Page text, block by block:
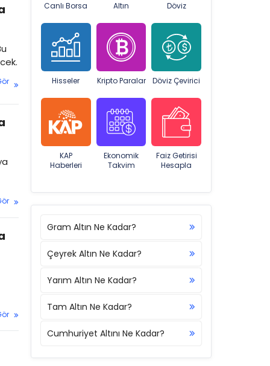
Canlı Borsa Altın Döviz
Hisseler Kripto Paralar Döviz Çevirici
KAP
Haberleri
Ekonomik
Takvim
Faiz Getirisi
Hesapla
Gram Altın Ne Kadar?
Çeyrek Altın Ne Kadar?
Yarım Altın Ne Kadar?
Tam Altın Ne Kadar?
Cumhuriyet Altını Ne Kadar?